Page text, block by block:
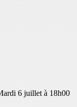
6 juillet à 18h00